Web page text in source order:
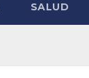
SALUD